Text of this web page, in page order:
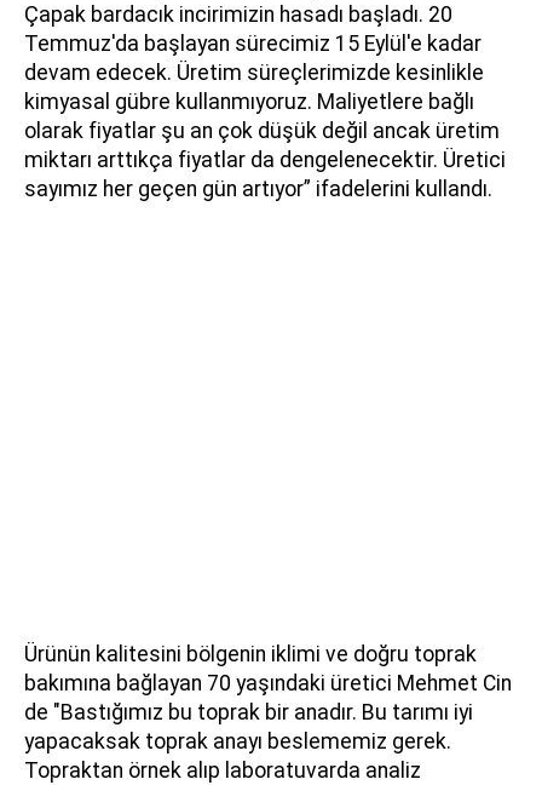
Çapak bardacık incirimizin hasadı başladı. 20
Temmuz'da başlayan sürecimiz 15 Eylül'e kadar
devam edecek. Üretim süreçlerimizde kesinlikle
kimyasal gübre kullanmıyoruz. Maliyetlere bağlı
olarak fiyatlar şu an çok düşük değil ancak üretim
miktarı arttıkça fiyatlar da dengelenecektir. Üretici
sayımız her geçen gün artıyor” ifadelerini kullandı.
Ürünün kalitesini bölgenin iklimi ve doğru toprak
bakımına bağlayan 70 yaşındaki üretici Mehmet Cin
de "Bastığımız bu toprak bir anadır. Bu tarımı iyi
yapacaksak toprak anayı beslememiz gerek.
Topraktan örnek alıp laboratuvarda analiz